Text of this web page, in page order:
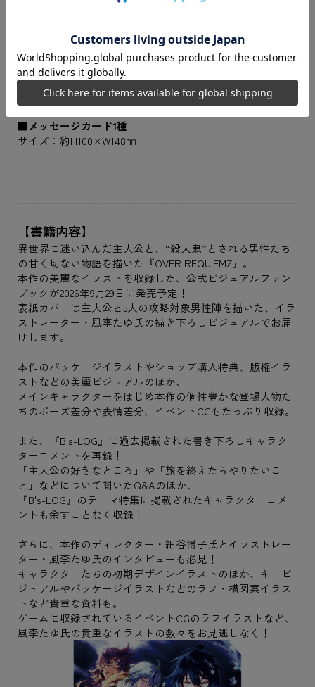
■アクリルスタンド1種
サイズ：本体 約H110×W150mm角内 台座 約H60×W60mm
■缶バッジ1種
サイズ：約57mm
■アクリルカード1種
サイズ：約H85×W55×D1mm
■メッセージカード1種
サイズ：約H100×W148㎜
【書籍内容】
異世界に迷い込んだ主人公と、“殺人鬼”とされる男性たち
の甘く切ない物語を描いた『OVER REQUIEMZ』。
本作の美麗なイラストを収録した、公式ビジュアルファン
ブックが2026年9月29日に発売予定！
表紙カバーは主人公と5人の攻略対象男性陣を描いた、イラ
ストレーター・風李たゆ氏の描き下ろしビジュアルでお届
けします。
本作のパッケージイラストやショップ購入特典、版権イラ
ストなどの美麗ビジュアルのほか、
メインキャラクターをはじめ本作の個性豊かな登場人物た
ちのポーズ差分や表情差分、イベントCGもたっぷり収録。
また、『B's-LOG』に過去掲載された書き下ろしキャラク
ターコメントを再録！
「主人公の好きなところ」や「旅を終えたらやりたいこ
と」などについて聞いたQ&Aのほか、
『B's-LOG』のテーマ特集に掲載されたキャラクターコメ
ントも余すことなく収録！
さらに、本作のディレクター・細谷博子氏とイラストレー
ター・風李たゆ氏のインタビューも必見！
キャラクターたちの初期デザインイラストのほか、キービ
ジュアルやパッケージイラストなどのラフ・構図案イラス
トなど貴重な資料も。
ゲームに収録されているイベントCGのラフイラストなど、
風李たゆ氏の貴重なイラストの数々をお見逃しなく！